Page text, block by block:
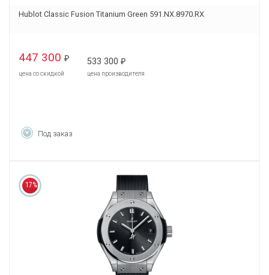
Hublot Classic Fusion Titanium Green 591.NX.8970.RX
447 300 ₽
цена со скидкой
533 300 ₽
цена производителя
Под заказ
17%